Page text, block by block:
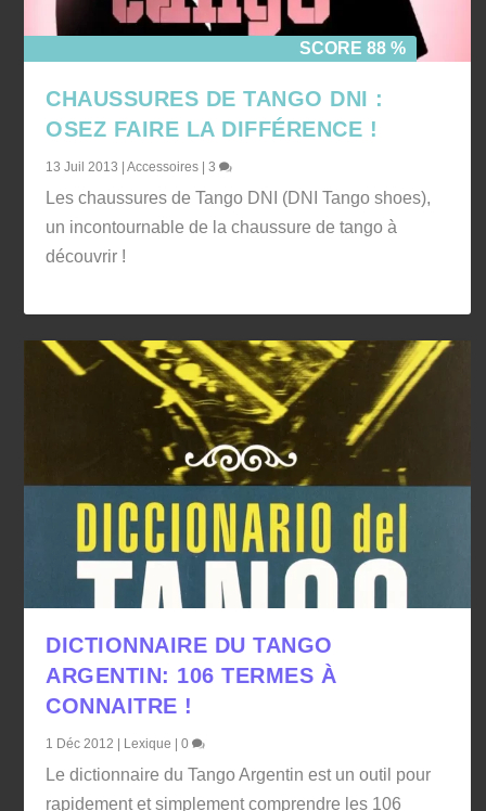
SCORE 88 %
CHAUSSURES DE TANGO DNI :
OSEZ FAIRE LA DIFFÉRENCE !
13 Juil 2013 |Accessoires |3
Les chaussures de Tango DNI (DNI Tango shoes),
un incontournable de la chaussure de tango à
découvrir !
DICTIONNAIRE DU TANGO
ARGENTIN: 106 TERMES À
CONNAITRE !
1 Déc 2012 | Lexique |0
Le dictionnaire du Tango Argentin est un outil pour
rapidement et simplement comprendre les 106